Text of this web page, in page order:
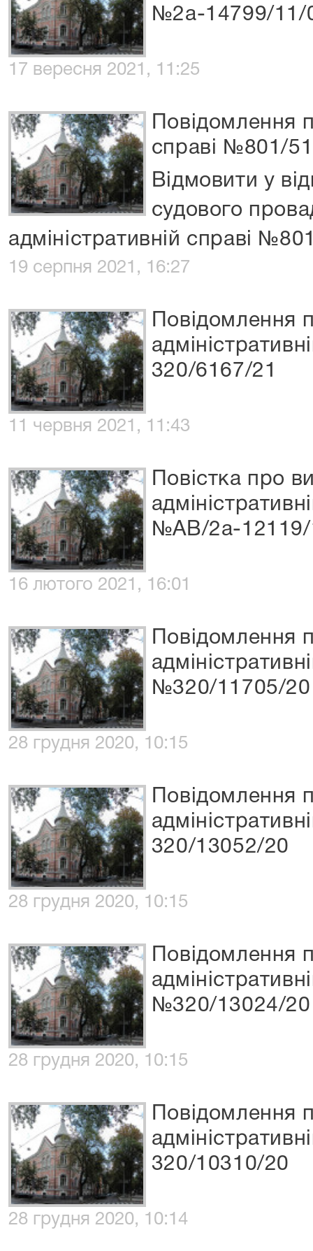
№2а-14799/11/
17 вересня 2021, 11:25
Повідомлення
справі №801/
Відмовити у
судового
адміністративній справі
19 серпня 2021, 16:27
Повідомлення
320/6167/21
11 червня 2021, 11:43
Повістка про
№АВ/2а-12119/
16 лютого 2021, 16:01
Повідомлення
№320/11705/20
28 грудня 2020, 10:15
Повідомлення
320/13052/20
28 грудня 2020, 10:15
Повідомлення
№320/13024/20
28 грудня 2020, 10:15
Повідомлення
320/10310/20
28 грудня 2020, 10:14